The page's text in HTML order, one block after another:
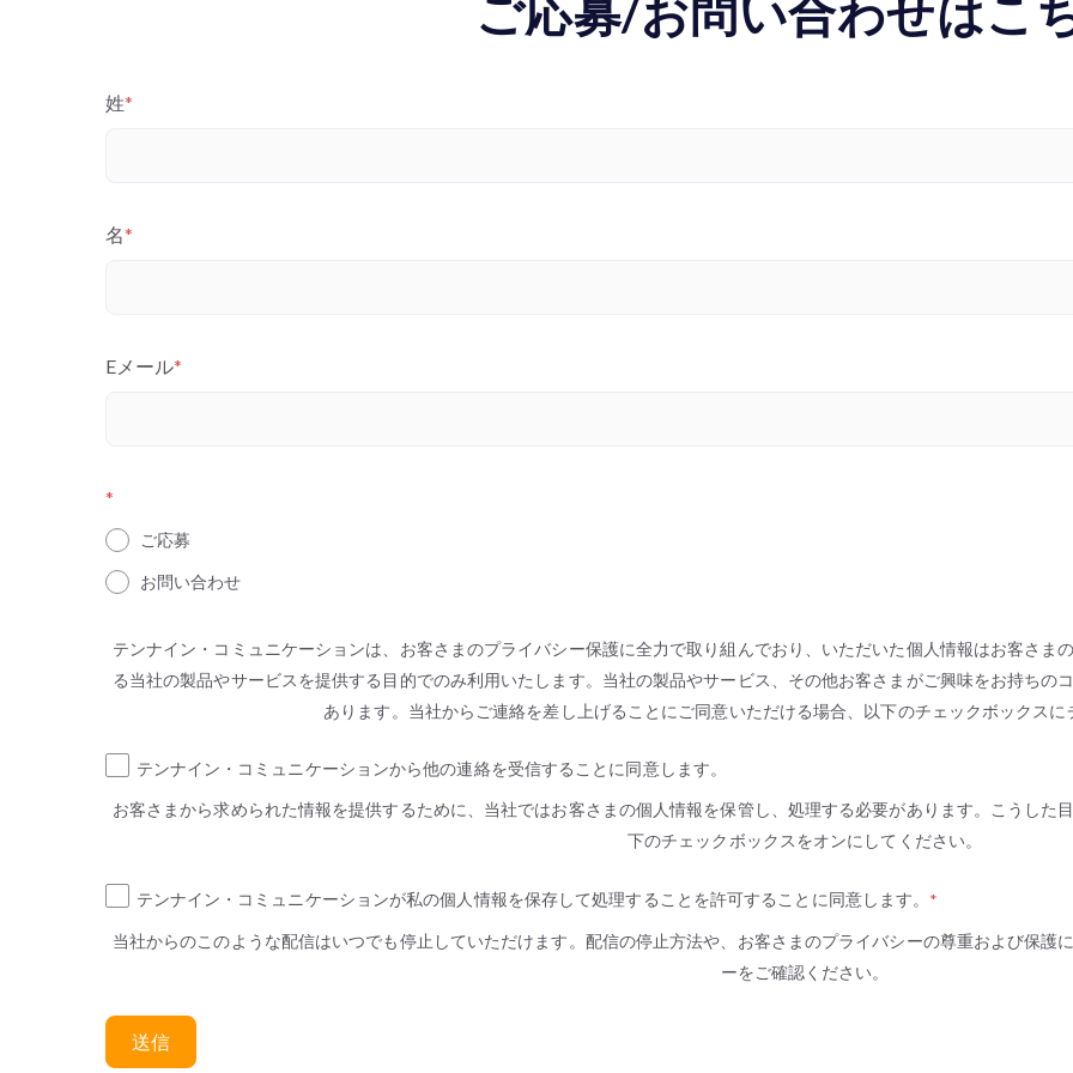
ご応募/お問い合わせはこ
姓*
名*
Eメール*
*
ご応募
お問い合わせ
テンナイン・コミュニケーションは、お客さまのプライバシー保護に全力で取り組んでおり、いただいた個人情報はお客さま
る当社の製品やサービスを提供する目的でのみ利用いたします。当社の製品やサービス、その他お客さまがご興味をお持ちの
あります。当社からご連絡を差し上げることにご同意いただける場合、以下のチェックボックス
テンナイン・コミュニケーションから他の連絡を受信することに同意します。
お客さまから求められた情報を提供するために、当社ではお客さまの個人情報を保管し、処理する必要があります。こうした
下のチェックボックスをオンにしてください。
テンナイン・コミュニケーションが私の個人情報を保存して処理することを許可することに同意します。 *
当社からのこのような配信はいつでも停止していただけます。配信の停止方法や、お客さまのプライバシーの尊重および保護
ーをご確認ください。